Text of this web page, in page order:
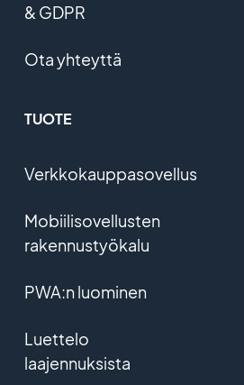
& GDPR
Ota yhteyttä
TUOTE
Verkkokauppasovellus
Mobiilisovellusten
rakennustyökalu
PWA:n luominen
Luettelo
laajennuksista